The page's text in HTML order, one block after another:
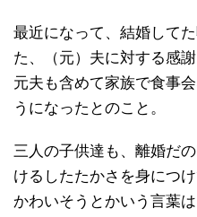
最近になって、結婚して
た、（元）夫に対する感
元夫も含めて家族で食事
うになったとのこと。
三人の子供達も、離婚だ
けるしたたかさを身につ
かわいそうとかいう言葉